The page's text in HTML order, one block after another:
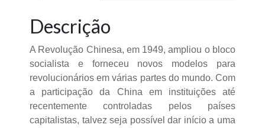
Descrição
A Revolução Chinesa, em 1949, ampliou o bloco
socialista e forneceu novos modelos para
revolucionários em várias partes do mundo. Com
a participação da China em instituições até
recentemente controladas pelos países
capitalistas, talvez seja possível dar início a uma